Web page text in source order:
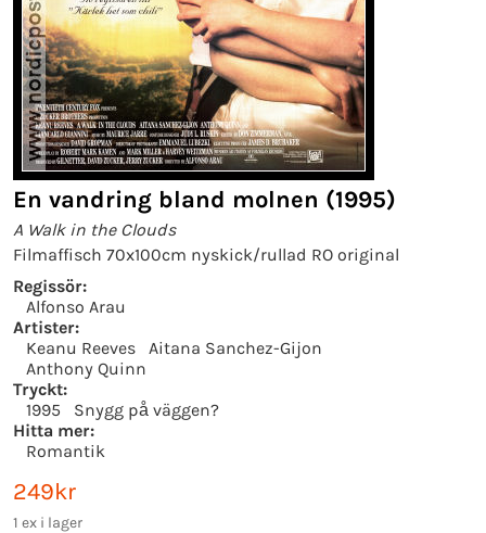
En vandring bland molnen (1995)
A Walk in the Clouds
Filmaffisch 70x100cm nyskick/rullad RO original
Regissör:
Alfonso Arau
Artister:
Keanu Reeves
Aitana Sanchez-Gijon
Anthony Quinn
Tryckt:
1995
Snygg på väggen?
Hitta mer:
Romantik
249kr
1 ex i lager